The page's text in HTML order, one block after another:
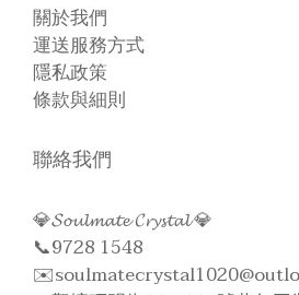
關於我們
運送服務方式
隱私政策
條款與細則
聯絡我們
💎𝓢𝓸𝓾𝓵𝓶𝓪𝓽𝓮 𝓒𝓻𝔂𝓼𝓽𝓪𝓵 💎
📞9728 1548